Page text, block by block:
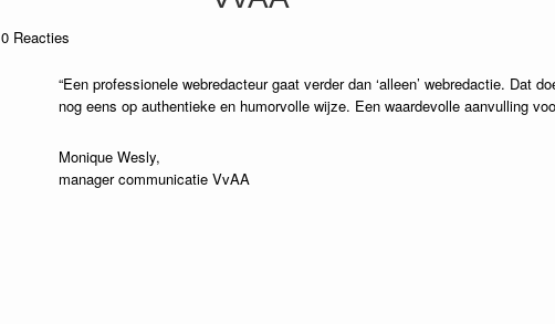
0Reacties
“Een professionele webredacteur gaat verder dan ‘alleen’ webredactie. Dat
nog eens op authentieke en humorvolle wijze. Een waardevolle aanvulling
Monique Wesly,
manager communicatie VvAA